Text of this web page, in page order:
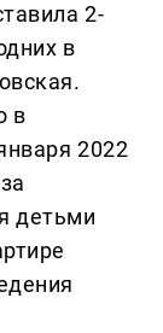
2-
в
в
2022
детьми